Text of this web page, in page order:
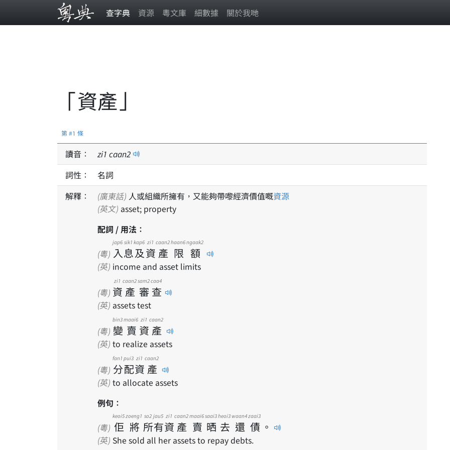
查字典 資源 粵文庫 細數據 關於我哋
「資產」
第 #1 條
讀音： zi1 caan2
詞性：
名詞
解釋：
(廣東話) 人或組織所擁有，又能夠帶嚟經濟價值嘅資源
(英文) asset; property
配詞 / 用法：
(粵) 入
jap6
息
sik1
及
kap6
資
zi1
產
caan2
限
haan6
額
ngaak2
(英) income and asset limits
(粵) 資
zi1
產
caan2
審
sam2
查
caa4
(英) assets test
(粵) 變
bin3
賣
maai6
資
zi1
產
caan2
(英) to realize assets
(粵) 分
fan1
配
pui3
資
zi1
產
caan2
(英) to allocate assets
例句：
(粵) 佢
keoi5
將
zoeng1
所
so2
有
jau5
資
zi1
產
caan2
賣
maai6
晒
saai3
去
heoi3
還
waan4
債
zaai3
。
(英) She sold all her assets to repay debts.